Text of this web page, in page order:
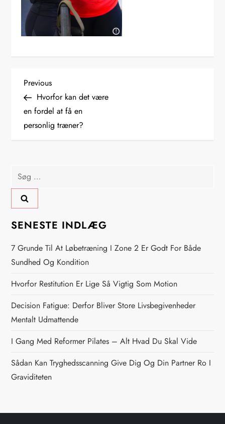
I
n
d
æ
g
s
n
a
v
i
g
a
i
Previous
Post
Previous
Hvorfor kan det være
en fordel at få en
personlig træner?
Søg
efter:
SENESTE INDLÆG
7 Grunde Til At Løbetræning I Zone 2 Er Godt For Både
Sundhed Og Kondition
Hvorfor Restitution Er Lige Så Vigtig Som Motion
Decision Fatigue: Derfor Bliver Store Livsbegivenheder
Mentalt Udmattende
I Gang Med Reformer Pilates – Alt Hvad Du Skal Vide
Sådan Kan Tryghedsscanning Give Dig Og Din Partner Ro I
Graviditeten